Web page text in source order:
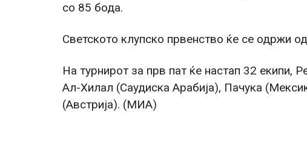
со 85 бода.
Светското клупско првенство ќе се одржи
На турнирот за прв пат ќе настап 32 екипи,
Ал-Хилал (Саудиска Арабија), Пачука
(Австрија). (МИА)